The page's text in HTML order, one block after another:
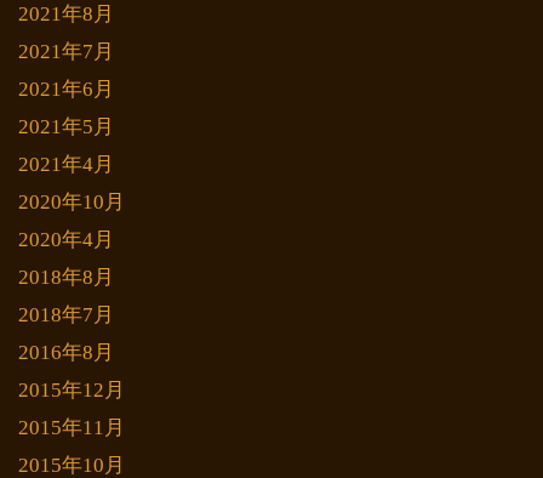
2021年8月
2021年7月
2021年6月
2021年5月
2021年4月
2020年10月
2020年4月
2018年8月
2018年7月
2016年8月
2015年12月
2015年11月
2015年10月